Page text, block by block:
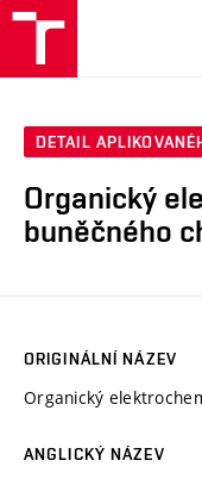
DETAIL
Organický
buněčného
ORIGINÁLNÍ NÁZEV
Organický
ANGLICKÝ NÁZEV